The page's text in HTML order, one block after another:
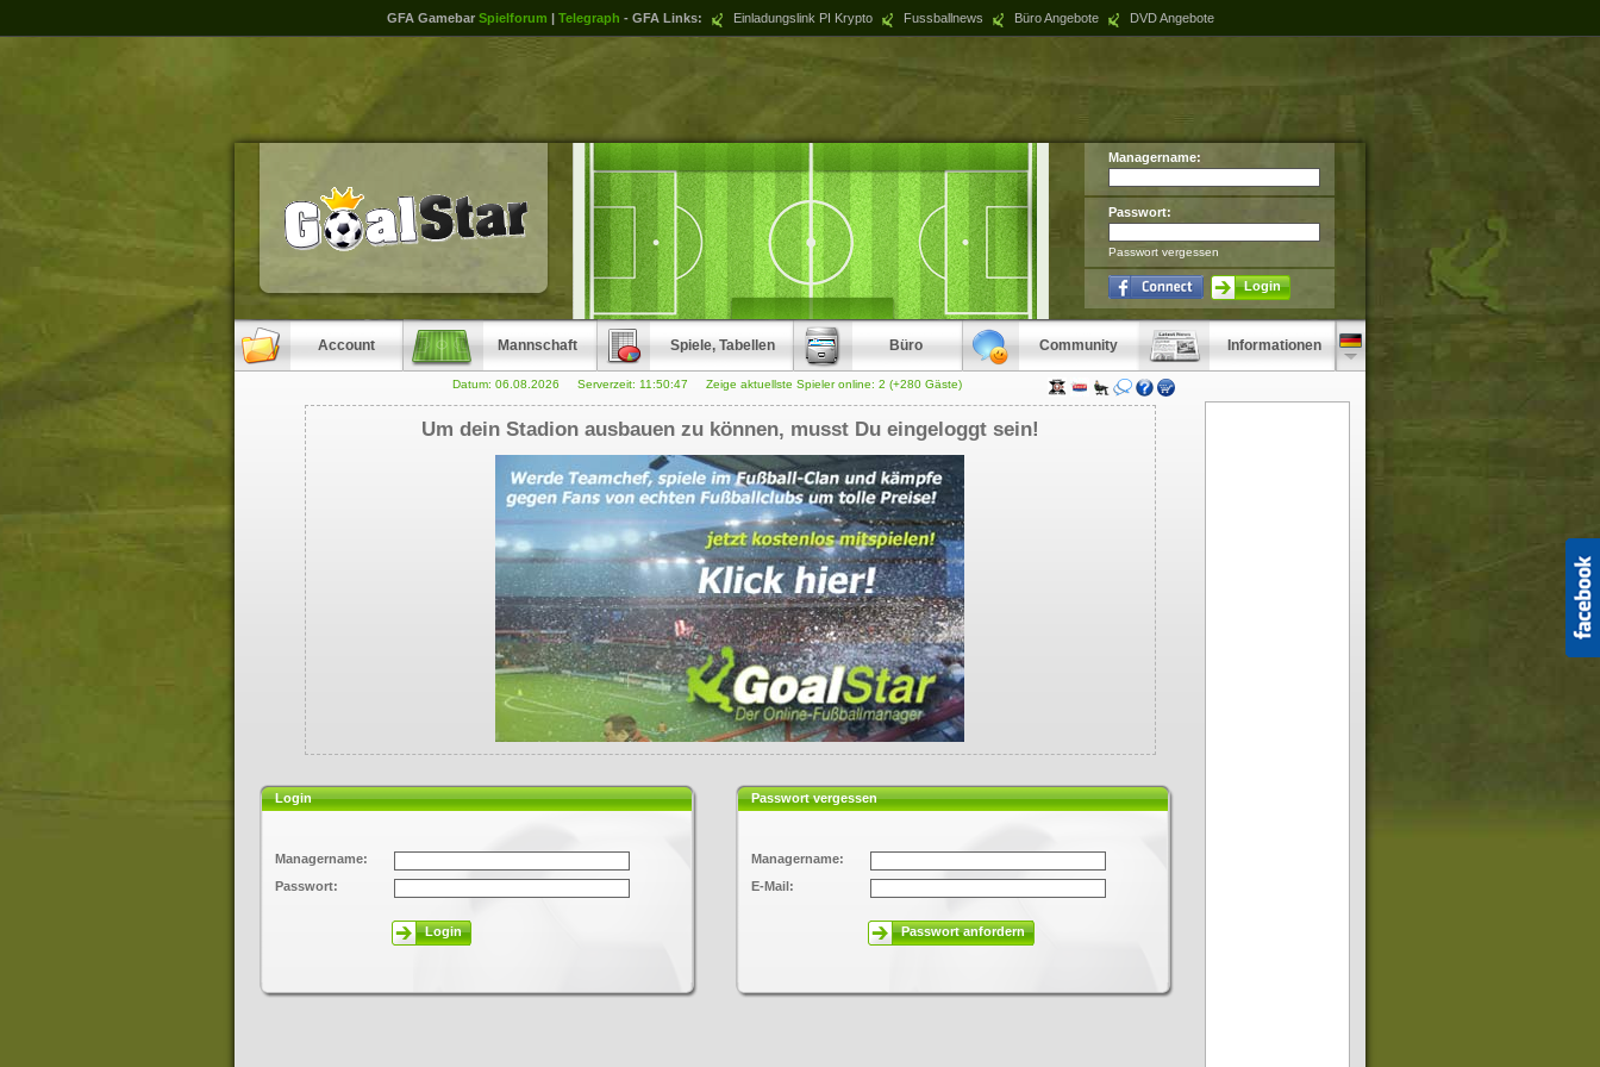
GFA Gamebar Spielforum | Telegraph - GFA Links: Einladungslink PI Krypto Fussballnews Büro Angebote DVD Angebote
Managername:
Passwort:
Passwort vergessen
Login
Account Mannschaft Spiele, Tabellen Büro Community Informationen
Datum: 06.08.2026 Serverzeit: 11:50:47 Zeige aktuellste Spieler online: 2 (+280 Gäste)
Um dein Stadion ausbauen zu können, musst Du eingeloggt sein!
Login
Managername:
Passwort:
Login
Passwort vergessen
Managername:
E-Mail:
Passwort anfordern